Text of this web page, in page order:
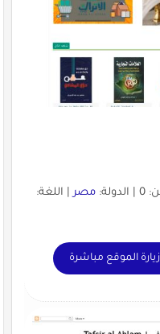
مصر| اللغة:
زيارة الموقع مباشرة